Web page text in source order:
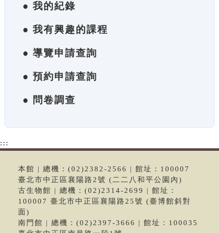
● 我的紀錄
● 我有興趣的課程
● 導覽申請查詢
● 預約申請查詢
● 問卷調查
:::
本館 | 總機：(02)2382-2566 | 館址：100007
臺北市中正區襄陽路2號 (二二八和平公園內)
古生物館 | 總機：(02)2314-2699 | 館址：
100007 臺北市中正區襄陽路25號 (臺博館斜對
面)
南門館 | 總機：(02)2397-3666 | 館址：100035